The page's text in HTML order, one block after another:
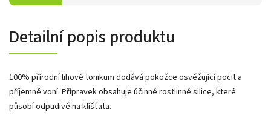
Detailní popis produktu
100% přírodní lihové tonikum dodává pokožce osvěžující pocit a
příjemně voní. Přípravek obsahuje účinné rostlinné silice, které
působí odpudivě na klíšťata.